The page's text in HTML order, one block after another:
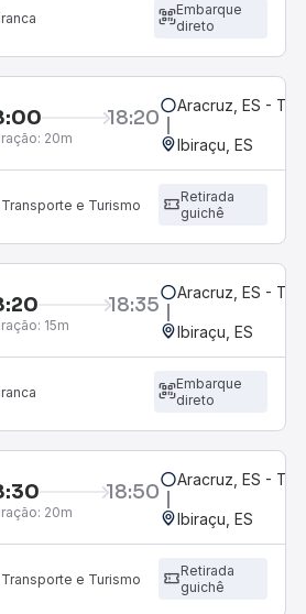
Embarque
direto
18:20
20m
Aracruz, ES -
Ibiraçu, ES
e Turismo
Retirada
guichê
18:35
15m
Aracruz, ES -
Ibiraçu, ES
Embarque
direto
18:50
20m
Aracruz, ES -
Ibiraçu, ES
e Turismo
Retirada
guichê